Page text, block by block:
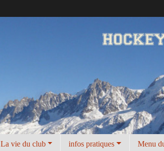
La vie du club infos pratiques Menu